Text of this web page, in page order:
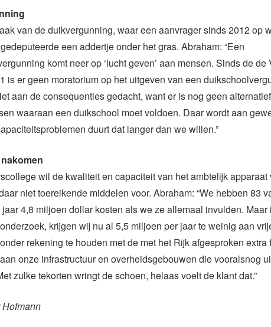
van de duikvergunning, waar een aanvrager sinds 2012 op
een addertje onder het gras. Abraham: “Een
komt neer op ‘lucht geven’ aan mensen. Sinds de de
is er geen moratorium op het uitgeven van een
aan de consequenties gedacht, want er is nog geen
waaraan een duikschool moet voldoen. Daar wordt aan
duurt dat langer dan we willen.”
wil de kwaliteit en capaciteit van het ambtelijk apparaat
niet toereikende middelen voor. Abraham: “We hebben 83
4,8 miljoen dollar kosten als we ze allemaal invulden. Maar
krijgen wij nu al 5,5 miljoen per jaar te weinig aan
rekening te houden met de met het Rijk afgesproken extra
onze infrastructuur en overheidsgebouwen die vooralsnog
zulke tekorten wringt de schoen, helaas voelt de klant dat.”